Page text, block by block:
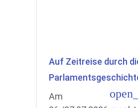
Auf Zeitreise durch
Am